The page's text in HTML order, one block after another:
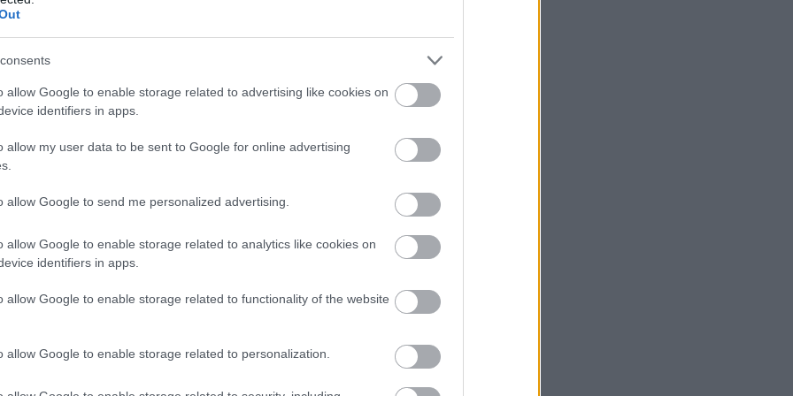
allow Google to enable storage related to advertising like cookies on
identifiers in apps.
allow my user data to be sent to Google for online advertising
allow Google to send me personalized advertising.
allow Google to enable storage related to analytics like cookies on
identifiers in apps.
allow Google to enable storage related to functionality of the website
allow Google to enable storage related to personalization.
să analizați cu atenție situațiile înainte de a
va fi cheia pentru a evita pierderile.
aceste zodii, pierderile nu trebuie privite
de creștere. Fiecare final aduce un nou
departe va defini succesul pe termen lung.
răbdători și deschiși la schimbare – doar așa
repară relațiile în 2024